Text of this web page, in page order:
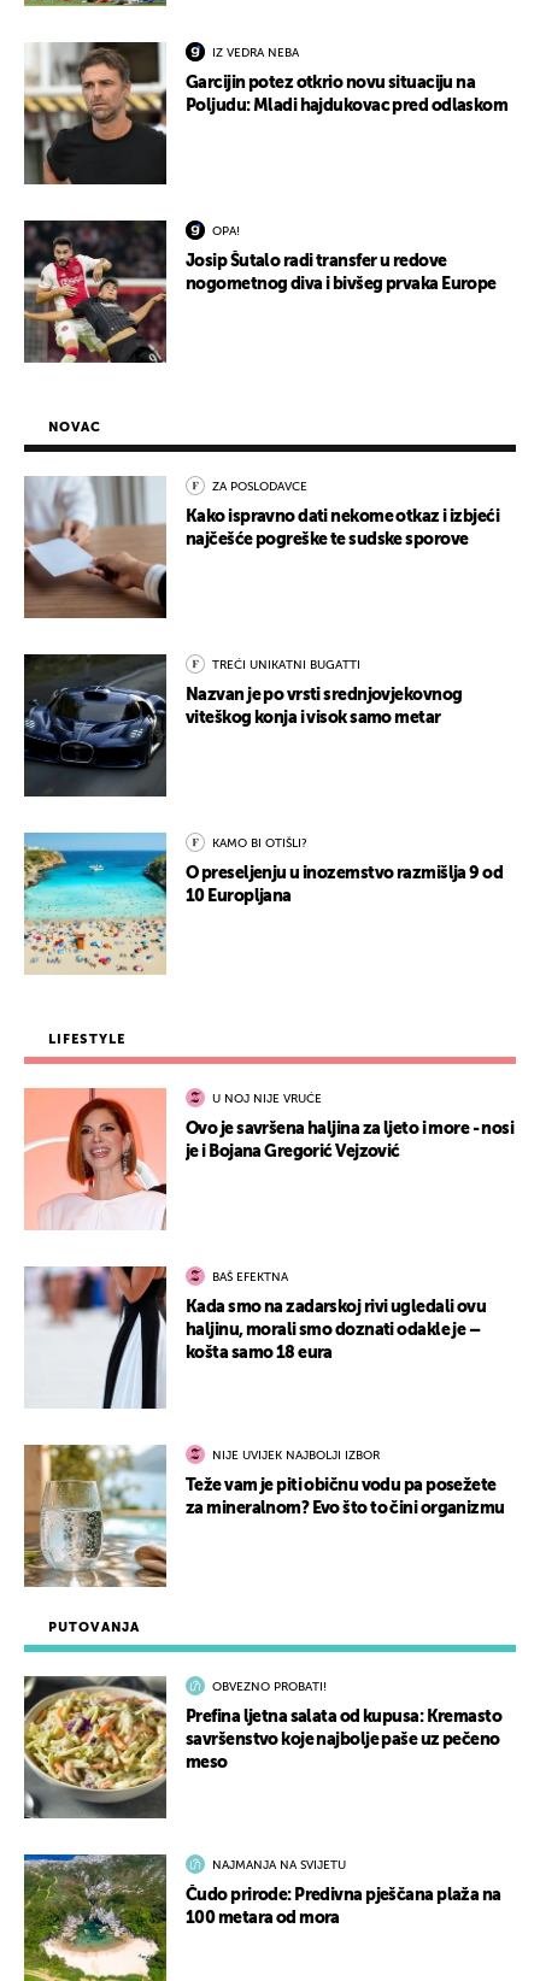
IZ VEDRA NEBA
Garcijin potez otkrio novu situaciju na
Poljudu: Mladi hajdukovac pred odlaskom
OPA!
Josip Šutalo radi transfer u redove
nogometnog diva i bivšeg prvaka Europe
PUTOVANJA
OBVEZNO PROBATI!
Prefina ljetna salata od kupusa: Kremasto
savršenstvo koje najbolje paše uz pečeno
meso
NAJMANJA NA SVIJETU
Čudo prirode: Predivna pješčana plaža na
100 metara od mora
NOVAC
ZA POSLODAVCE
Kako ispravno dati nekome otkaz i izbjeći
najčešće pogreške te sudske sporove
TREĆI UNIKATNI BUGATTI
Nazvan je po vrsti srednjovjekovnog
viteškog konja i visok samo metar
KAMO BI OTIŠLI?
O preseljenju u inozemstvo razmišlja 9 od
10 Europljana
LIFESTYLE
U NOJ NIJE VRUĆE
Ovo je savršena haljina za ljeto i more - nosi
je i Bojana Gregorić Vejzović
BAŠ EFEKTNA
Kada smo na zadarskoj rivi ugledali ovu
haljinu, morali smo doznati odakle je –
košta samo 18 eura
NIJE UVIJEK NAJBOLJI IZBOR
Teže vam je piti običnu vodu pa posežete
za mineralnom? Evo što to čini organizmu